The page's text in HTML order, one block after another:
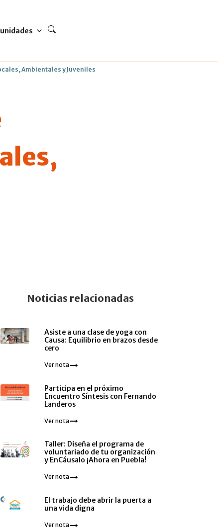
Ambientales y Juveniles
Noticias relacionadas
Asiste a una clase de yoga con
Causa: Equilibrio en brazos desde
cero
Ver nota
Participa en el próximo
Encuentro Síntesis con Fernando
Landeros
Ver nota
Taller: Diseña el programa de
voluntariado de tu organización
y EnCáusalo ¡Ahora en Puebla!
Ver nota
El trabajo debe abrir la puerta a
una vida digna
Ver nota